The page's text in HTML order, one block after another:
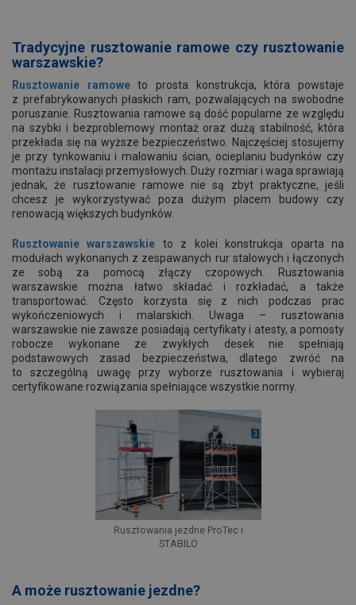
Tradycyjne rusztowanie ramowe czy rusztowanie
warszawskie?
Rusztowanie ramowe
to prosta konstrukcja, która powstaje
z prefabrykowanych płaskich ram, pozwalających na swobodne
poruszanie. Rusztowania ramowe są dość popularne ze względu
na szybki i bezproblemowy montaż oraz dużą stabilność, która
przekłada się na wyższe bezpieczeństwo. Najczęściej stosujemy
je przy tynkowaniu i malowaniu ścian, ocieplaniu budynków czy
montażu instalacji przemysłowych. Duży rozmiar i waga sprawiają
jednak, że rusztowanie ramowe nie są zbyt praktyczne, jeśli
chcesz je wykorzystywać poza dużym placem budowy czy
renowacją większych budynków.
Rusztowanie warszawskie to z kolei konstrukcja oparta na
modułach wykonanych z zespawanych rur stalowych i łączonych
ze sobą za pomocą złączy czopowych. Rusztowania
warszawskie można łatwo składać i rozkładać, a także
transportować. Często korzysta się z nich podczas prac
wykończeniowych i malarskich. Uwaga – rusztowania
warszawskie nie zawsze posiadają certyfikaty i atesty, a pomosty
robocze wykonane ze zwykłych desek nie spełniają
podstawowych zasad bezpieczeństwa, dlatego zwróć na
to szczególną uwagę przy wyborze rusztowania i wybieraj
certyfikowane rozwiązania spełniające wszystkie normy.
Rusztowania jezdne ProTec i
STABILO
A może rusztowanie jezdne?